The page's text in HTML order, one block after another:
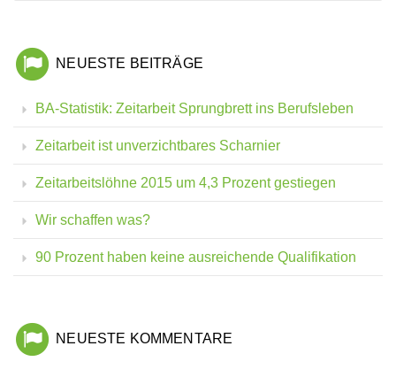
NEUESTE BEITRÄGE
BA-Statistik: Zeitarbeit Sprungbrett ins Berufsleben
Zeitarbeit ist unverzichtbares Scharnier
Zeitarbeitslöhne 2015 um 4,3 Prozent gestiegen
Wir schaffen was?
90 Prozent haben keine ausreichende Qualifikation
NEUESTE KOMMENTARE